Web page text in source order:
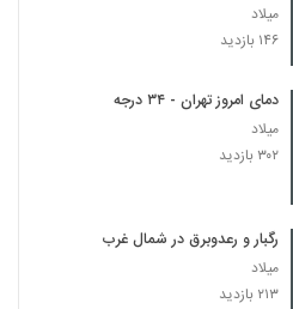
میلاد
۱۴۶ بازدید
دمای امروز تهران - ۳۴ درجه
میلاد
۳۰۲ بازدید
رگبار و رعدوبرق در شمال غرب
میلاد
۲۱۳ بازدید